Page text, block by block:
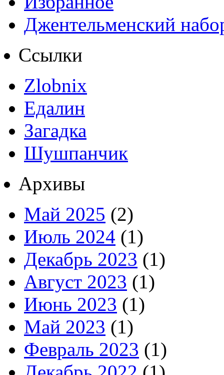
Джентельменский
Ссылки
Zlobnix
Едалин
Загадка
Шушпанчик
Архивы
Май 2025 (2)
Июль 2024 (1)
Декабрь 2023 (1)
Август 2023 (1)
Июнь 2023 (1)
Май 2023 (1)
Февраль 2023 (1)